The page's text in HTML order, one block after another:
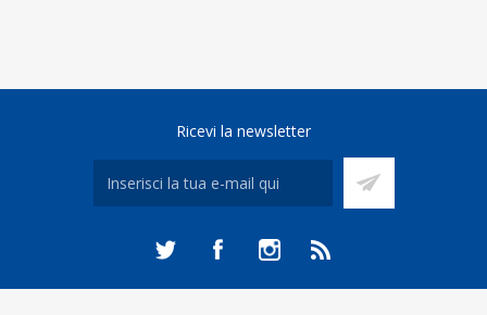
Ricevi la newsletter